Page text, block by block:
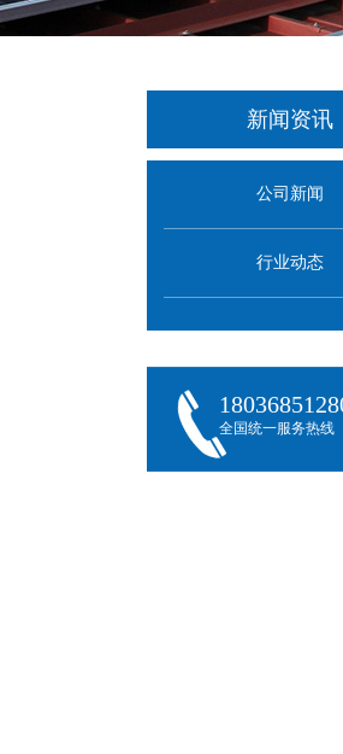
新闻资讯
公司新闻
行业动态
全国统一服务热线